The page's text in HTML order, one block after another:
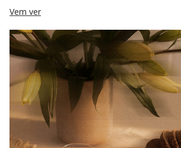
Vem ver